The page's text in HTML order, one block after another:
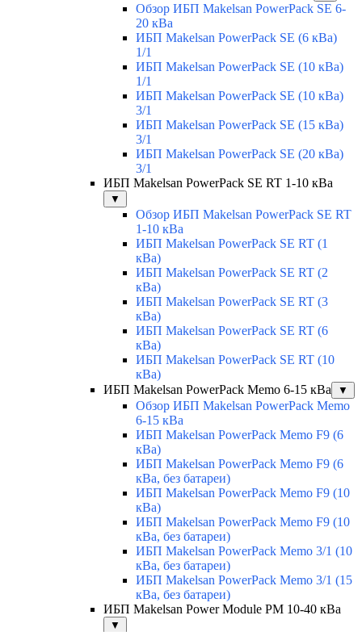
Обзор ИБП Makelsan PowerPack SE 6-
20 кВа
ИБП Makelsan PowerPack SE (6 кВа)
1/1
ИБП Makelsan PowerPack SE (10 кВа)
1/1
ИБП Makelsan PowerPack SE (10 кВа)
3/1
ИБП Makelsan PowerPack SE (15 кВа)
3/1
ИБП Makelsan PowerPack SE (20 кВа)
3/1
ИБП Makelsan PowerPack SE RT 1-10 кВа
▼
Обзор ИБП Makelsan PowerPack SE RT
1-10 кВа
ИБП Makelsan PowerPack SE RT (1
кВа)
ИБП Makelsan PowerPack SE RT (2
кВа)
ИБП Makelsan PowerPack SE RT (3
кВа)
ИБП Makelsan PowerPack SE RT (6
кВа)
ИБП Makelsan PowerPack SE RT (10
кВа)
ИБП Makelsan PowerPack Memo 6-15 кВа
▼
Обзор ИБП Makelsan PowerPack Memo
6-15 кВа
ИБП Makelsan PowerPack Memo F9 (6
кВа)
ИБП Makelsan PowerPack Memo F9 (6
кВа, без батареи)
ИБП Makelsan PowerPack Memo F9 (10
кВа)
ИБП Makelsan PowerPack Memo F9 (10
кВа, без батареи)
ИБП Makelsan PowerPack Memo 3/1 (10
кВа, без батареи)
ИБП Makelsan PowerPack Memo 3/1 (15
кВа, без батареи)
ИБП Makelsan Power Module PM 10-40 кВа
▼